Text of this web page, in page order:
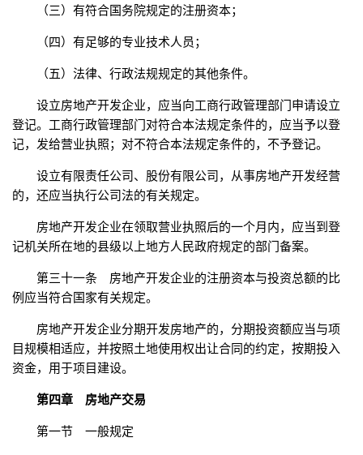
（三）有符合国务院规定的注册资本；
（四）有足够的专业技术人员；
（五）法律、行政法规规定的其他条件。
设立房地产开发企业，应当向工商行政管理部门申请设立
登记。工商行政管理部门对符合本法规定条件的，应当予以登
记，发给营业执照；对不符合本法规定条件的，不予登记。
设立有限责任公司、股份有限公司，从事房地产开发经营
的，还应当执行公司法的有关规定。
房地产开发企业在领取营业执照后的一个月内，应当到登
记机关所在地的县级以上地方人民政府规定的部门备案。
第三十一条 房地产开发企业的注册资本与投资总额的比
例应当符合国家有关规定。
房地产开发企业分期开发房地产的，分期投资额应当与项
目规模相适应，并按照土地使用权出让合同的约定，按期投入
资金，用于项目建设。
第四章 房地产交易
第一节 一般规定